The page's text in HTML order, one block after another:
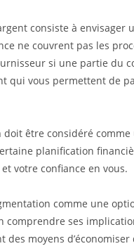
consiste à
ne couvrent pas les
si une partie du
qui vous permettent de
être considéré
planification
votre confiance en vous.
comme une
comprendre ses
moyens